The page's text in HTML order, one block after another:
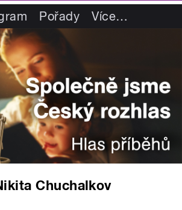
Pořady Více…
Chuchalkov